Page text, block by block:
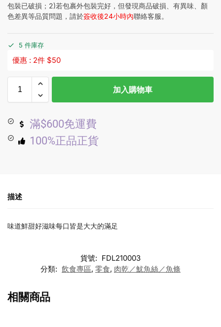
包裝已破損；2)若包裹外包裝完好，但發現商品破損、有異味、顏
色差異等品質問題，請於簽收後24小時內聯絡客服。
5 件庫存
優惠 : 2件 $50
加入購物車
滿$600免運費
100%正品正貨
描述
味道鮮甜好滋味每口皆是大大的滿足
貨號: FDL210003
分類: 飲食專區, 零食, 肉乾／魷魚絲／魚條
相關商品